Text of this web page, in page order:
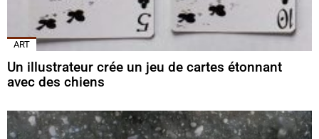
ART
Un illustrateur crée un jeu de cartes étonnant
avec des chiens